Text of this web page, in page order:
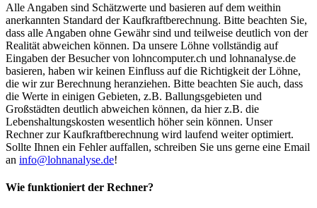
Alle Angaben sind Schätzwerte und basieren auf dem weithin
anerkannten Standard der Kaufkraftberechnung. Bitte beachten Sie,
dass alle Angaben ohne Gewähr sind und teilweise deutlich von der
Realität abweichen können. Da unsere Löhne vollständig auf
Eingaben der Besucher von lohncomputer.ch und lohnanalyse.de
basieren, haben wir keinen Einfluss auf die Richtigkeit der Löhne,
die wir zur Berechnung heranziehen. Bitte beachten Sie auch, dass
die Werte in einigen Gebieten, z.B. Ballungsgebieten und
Großstädten deutlich abweichen können, da hier z.B. die
Lebenshaltungskosten wesentlich höher sein können. Unser
Rechner zur Kaufkraftberechnung wird laufend weiter optimiert.
Sollte Ihnen ein Fehler auffallen, schreiben Sie uns gerne eine Email
an info@lohnanalyse.de!
Wie funktioniert der Rechner?